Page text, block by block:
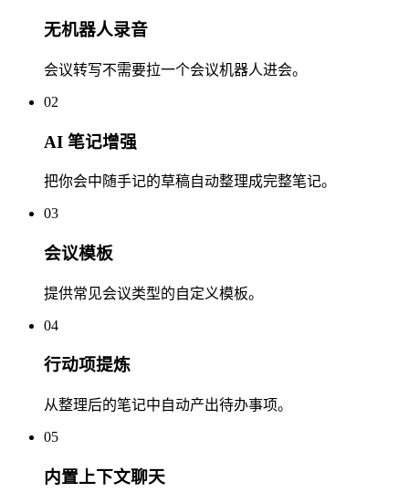
无机器人录音
会议转写不需要拉一个会议机器人进会。
02
AI 笔记增强
把你会中随手记的草稿自动整理成完整笔记。
03
会议模板
提供常见会议类型的自定义模板。
04
行动项提炼
从整理后的笔记中自动产出待办事项。
05
内置上下文聊天